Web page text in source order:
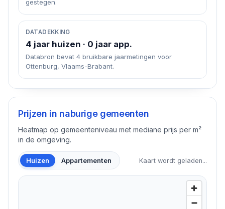
gestegen.
DATADEKKING
4 jaar huizen · 0 jaar app.
Databron bevat 4 bruikbare jaarmetingen voor
Ottenburg, Vlaams-Brabant.
Prijzen in naburige gemeenten
Heatmap op gemeenteniveau met mediane prijs per m²
in de omgeving.
Huizen Appartementen Kaart wordt geladen...